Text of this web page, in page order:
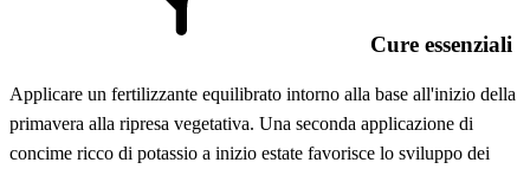
Cure essenziali
Applicare un fertilizzante equilibrato intorno alla base all'inizio della
primavera alla ripresa vegetativa. Una seconda applicazione di
concime ricco di potassio a inizio estate favorisce lo sviluppo dei